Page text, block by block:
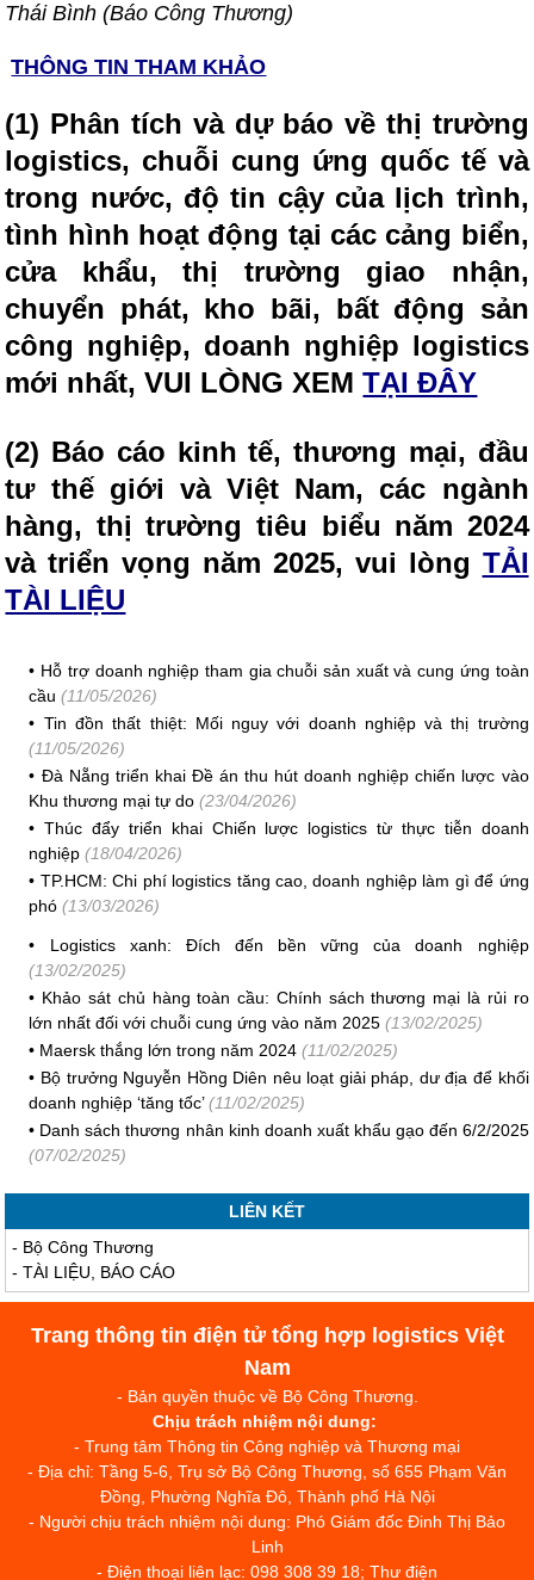
Thái Bình (Báo Công Thương)
THÔNG TIN THAM KHẢO
(1) Phân tích và dự báo về thị trường
logistics, chuỗi cung ứng quốc tế và
trong nước, độ tin cậy của lịch trình,
tình hình hoạt động tại các cảng biển,
cửa khẩu, thị trường giao nhận,
chuyển phát, kho bãi, bất động sản
công nghiệp, doanh nghiệp logistics
mới nhất, VUI LÒNG XEM TẠI ĐÂY
(2) Báo cáo kinh tế, thương mại, đầu
tư thế giới và Việt Nam, các ngành
hàng, thị trường tiêu biểu năm 2024
và triển vọng năm 2025, vui lòng TẢI
TÀI LIỆU
• Hỗ trợ doanh nghiệp tham gia chuỗi sản xuất và cung ứng toàn
cầu (11/05/2026)
• Tin đồn thất thiệt: Mối nguy với doanh nghiệp và thị trường
(11/05/2026)
• Đà Nẵng triển khai Đề án thu hút doanh nghiệp chiến lược vào
Khu thương mại tự do (23/04/2026)
•Thúc đẩy triển khai Chiến lược logistics từ thực tiễn doanh
nghiệp (18/04/2026)
• TP.HCM: Chi phí logistics tăng cao, doanh nghiệp làm gì để ứng
phó (13/03/2026)
• Logistics xanh: Đích đến bền vững của doanh nghiệp
(13/02/2025)
• Khảo sát chủ hàng toàn cầu: Chính sách thương mại là rủi ro
lớn nhất đối với chuỗi cung ứng vào năm 2025 (13/02/2025)
• Maersk thắng lớn trong năm 2024 (11/02/2025)
• Bộ trưởng Nguyễn Hồng Diên nêu loạt giải pháp, dư địa để khối
doanh nghiệp ‘tăng tốc’ (11/02/2025)
• Danh sách thương nhân kinh doanh xuất khẩu gạo đến 6/2/2025
(07/02/2025)
LIÊN KẾT
- Bộ Công Thương
-TÀI LIỆU, BÁO CÁO
Trang thông tin điện tử tổng hợp logistics Việt
Nam
- Bản quyền thuộc về Bộ Công Thương.
Chịu trách nhiệm nội dung:
- Trung tâm Thông tin Công nghiệp và Thương mại
- Địa chỉ: Tầng 5-6, Trụ sở Bộ Công Thương, số 655 Phạm Văn
Đồng, Phường Nghĩa Đô, Thành phố Hà Nội
- Người chịu trách nhiệm nội dung: Phó Giám đốc Đinh Thị Bảo
Linh
- Điện thoại liên lạc: 098 308 39 18; Thư điện